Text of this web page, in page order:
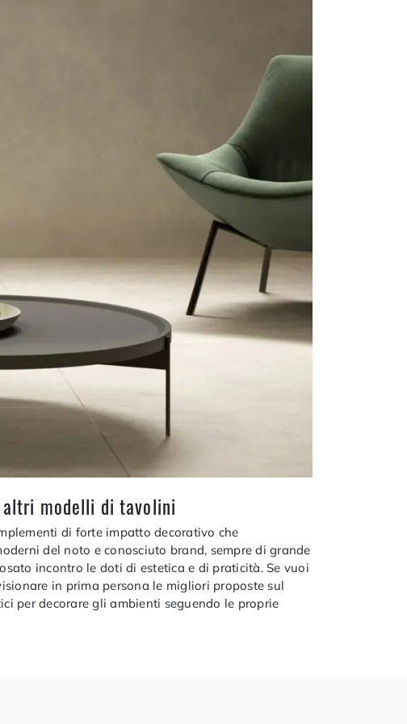
altri modelli di tavolini
di forte impatto decorativo che
del noto e conosciuto brand, sempre di grande
incontro le doti di estetica e di praticità. Se vuoi
in prima persona le migliori proposte sul
per decorare gli ambienti seguendo le proprie